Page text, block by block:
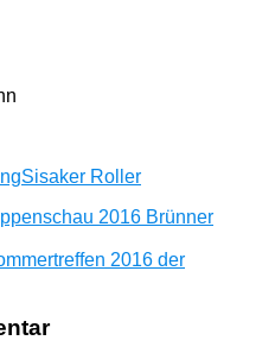
Sisaker Roller
2016 Brünner
2016 der